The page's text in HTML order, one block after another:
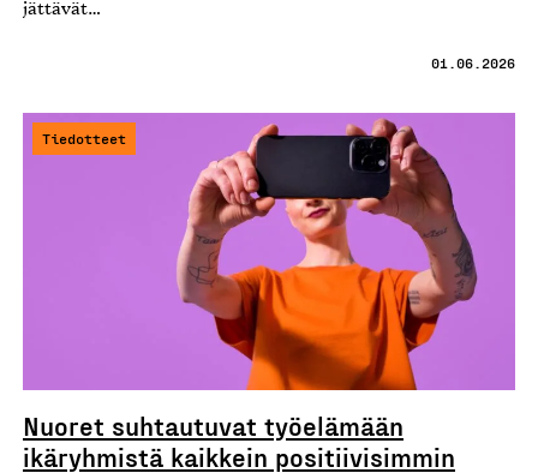
jättävät…
01.06.2026
Tiedotteet
Nuoret suhtautuvat työelämään
ikäryhmistä kaikkein positiivisimmin